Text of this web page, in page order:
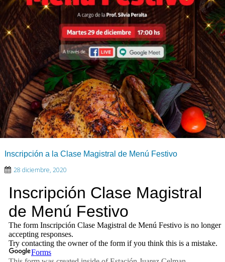
Inscripción a la Clase Magistral de Menú Festivo
28 diciembre, 2020